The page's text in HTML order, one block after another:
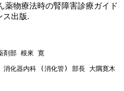
薬物療法時の腎障害診療ガイド
ス出版.
剤部 根來 寛
消化器内科 (消化管) 部長 大隅寛木